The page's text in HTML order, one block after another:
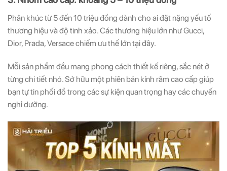
Phân khúc từ 5 đến 10 triệu đồng dành cho ai đặt nặng yếu tố
thương hiệu và độ tinh xảo. Các thương hiệu lớn như Gucci,
Dior, Prada, Versace chiếm ưu thế lớn tại đây.
Mỗi sản phẩm đều mang phong cách thiết kế riêng, sắc nét ở
từng chi tiết nhỏ. Sở hữu một phiên bản kính râm cao cấp giúp
bạn tự tin phối đồ trong các sự kiện quan trọng hay các chuyến
nghỉ dưỡng.